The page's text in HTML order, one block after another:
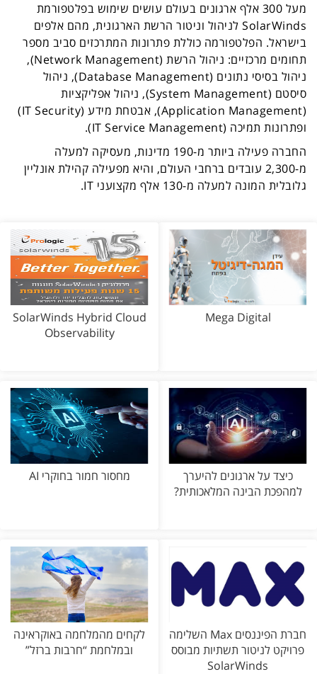
מעל 300 אלף ארגונים בעולם עושים שימוש בפלטפורמת
SolarWinds לניהול וניטור הרשת הארגונית, מהם אלפים
בישראל. הפלטפורמה כוללת פתרונות המתרכזים סביב מספר
תחומים מרכזיים: ניהול הרשת (Network Management
),
ניהול בסיסי נתונים (Database Management), ניהול
סיסטם (System Management), ניהול אפליקציות
(
Application Management), אבטחת מידע (IT Security
)
ופתרונות תמיכה (IT Service Management
).
החברה פעילה ביותר מ-190 מדינות, מעסיקה למעלה
מ-2,300 עובדים ברחבי העולם, והיא מפעילה קהילת אונליין
גלובלית המונה למעלה מ-130 אלף מקצועני
IT
.
Mega Digital
SolarWinds Hybrid Cloud
Observability
כיצד על ארגונים להיערך
למהפכת הבינה המלאכותית?
מחסור חמור בחוקרי AI
חברת הפיננסים Max השלימה
פרויקט לניטור תשתיות מבוסס
SolarWinds
לקחים מהמלחמה באוקראינה
ובמלחמת “חרבות ברזל”